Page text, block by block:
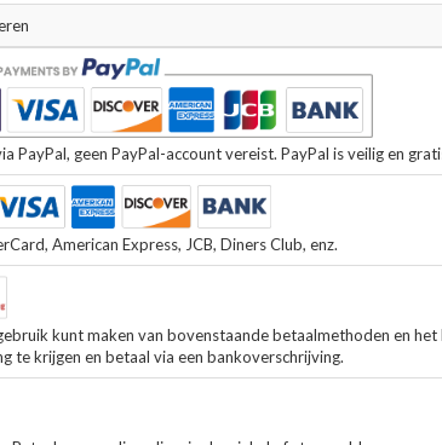
PayPal, geen PayPal-account vereist. PayPal is veilig en
American Express, JCB, Diners Club, enz.
kunt maken van bovenstaande betaalmethoden en
te krijgen en betaal via een bankoverschrijving.